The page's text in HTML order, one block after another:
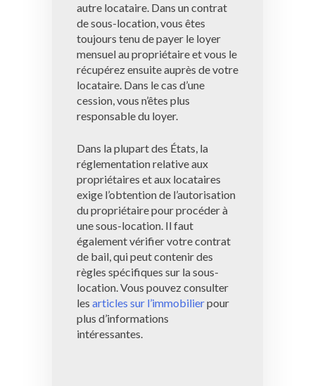
autre locataire. Dans un contrat
de sous-location, vous êtes
toujours tenu de payer le loyer
mensuel au propriétaire et vous le
récupérez ensuite auprès de votre
locataire. Dans le cas d’une
cession, vous n’êtes plus
responsable du loyer.
Dans la plupart des États, la
réglementation relative aux
propriétaires et aux locataires
exige l’obtention de l’autorisation
du propriétaire pour procéder à
une sous-location. Il faut
également vérifier votre contrat
de bail, qui peut contenir des
règles spécifiques sur la sous-
location. Vous pouvez consulter
les articles sur l’immobilierpour
plus d’informations
intéressantes.